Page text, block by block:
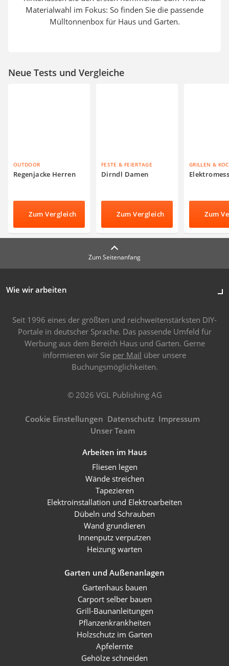
Materialwahl im Fokus: So finden Sie die passende
Mülltonnenbox für Haus und Garten.
Neue Tests und Vergleiche
OUTDOOR
Regenjacke Herren
Zum Vergleich
FESTE & FEIERTAGE
Dirndl Damen
Zum Vergleich
GRILLEN &
Zum
Zum Seitenanfang
Wie wir arbeiten
Seit 1996 eines der größten und reichweitenstärksten DIY-
Portale in deutscher Sprache. Das passende Umfeld für
Werbung aus dem Bereich Haus und Garten. Gerne
informieren wir Sie per Mail über unsere
Buchungsmöglichkeiten.
© 2026 VGL Publishing AG
Cookie Einstellungen Datenschutz Impressum
Unser Team
Arbeiten im Haus
Fliesen legen
Wände streichen
Tapezieren
Elektroinstallation und Elektroarbeiten
Dübeln und Schrauben
Wand grundieren
Innenputz verputzen
Heizung warten
Garten und Außenanlagen
Gartenhaus bauen
Carport selber bauen
Grill-Baunanleitungen
Pflanzenkrankheiten
Holzschutz im Garten
Apfelernte
Gehölze schneiden